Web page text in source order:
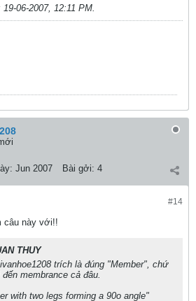
19-06-2007, 12:11 PM.
Jun 2007 Bài gởi: 4
#14
câu này với!!
THUY
trích là đúng "Member", chứ
membrance cả đâu.
with two legs forming a 90o angle"